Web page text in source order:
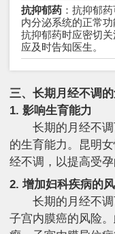
抗抑郁药：抗抑郁
内分泌系统的正常
抗抑郁药时应密切
应及时告知医生。
三、长期月经不调
1. 影响生育能力
长期的月经不
的生育能力。昆明
经不调，以提高受孕
2. 增加妇科疾病的
长期的月经不
子宫内膜癌的风险